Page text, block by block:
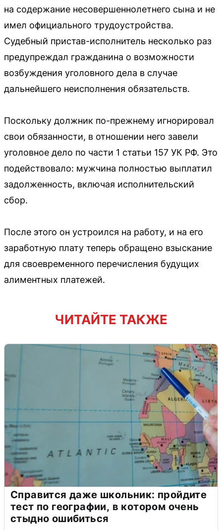
на содержание несовершеннолетнего сына и не
имел официального трудоустройства.
Судебный пристав-исполнитель несколько раз
предупреждал гражданина о возможности
возбуждения уголовного дела в случае
дальнейшего неисполнения обязательств.
Поскольку должник по-прежнему игнорировал
свои обязанности, в отношении него завели
уголовное дело по части 1 статьи 157 УК РФ. Это
подействовало: мужчина полностью выплатил
задолженность, включая исполнительский
сбор.
После этого он устроился на работу, и на его
заработную плату теперь обращено взыскание
для своевременного перечисления будущих
алиментных платежей.
ЧИТАЙТЕ ТАКЖЕ
Справится даже школьник: пройдите
тест по географии, в котором очень
стыдно ошибиться